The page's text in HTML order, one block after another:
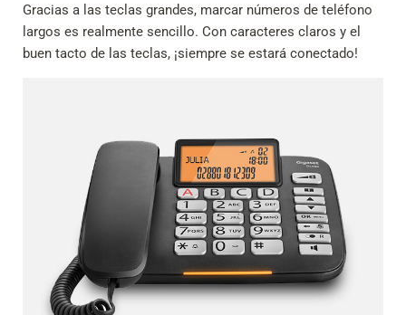
Gracias a las teclas grandes, marcar números de teléfono
largos es realmente sencillo. Con caracteres claros y el
buen tacto de las teclas, ¡siempre se estará conectado!